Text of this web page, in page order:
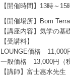
【開催時間】13時～15
【開催場所】Bom Terra
【講座内容】気学の
【受講料】
LOUNGE価格 11,000
一般価格 13,000円（税
【講師】富士惠水先生